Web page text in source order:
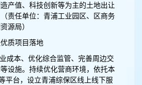
产值、科技创新等为主的土地出让
责任单位：青浦工业园区、区商务
源局）
质项目落地
成本、优化综合监管、完善周边交
设施。持续优化营商环境，依托本
平台，设立青浦综保区线上线下服